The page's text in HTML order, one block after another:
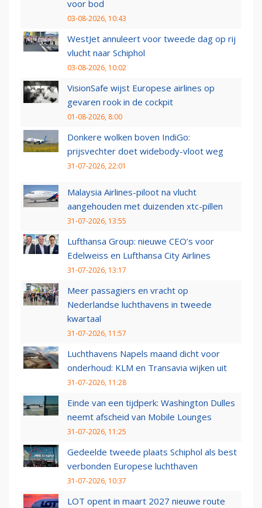
voor bod
03-08-2026, 10:43
WestJet annuleert voor tweede dag op rij
vlucht naar Schiphol
03-08-2026, 10:02
VisionSafe wijst Europese airlines op
gevaren rook in de cockpit
01-08-2026, 8:00
Donkere wolken boven IndiGo:
prijsvechter doet widebody-vloot weg
31-07-2026, 22:01
Malaysia Airlines-piloot na vlucht
aangehouden met duizenden xtc-pillen
31-07-2026, 13:55
Lufthansa Group: nieuwe CEO’s voor
Edelweiss en Lufthansa City Airlines
31-07-2026, 13:17
Meer passagiers en vracht op
Nederlandse luchthavens in tweede
kwartaal
31-07-2026, 11:57
Luchthavens Napels maand dicht voor
onderhoud: KLM en Transavia wijken uit
31-07-2026, 11:28
Einde van een tijdperk: Washington Dulles
neemt afscheid van Mobile Lounges
31-07-2026, 11:25
Gedeelde tweede plaats Schiphol als best
verbonden Europese luchthaven
31-07-2026, 10:37
LOT opent in maart 2027 nieuwe route